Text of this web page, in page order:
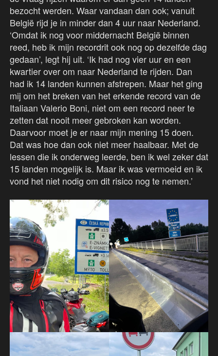
bezocht werden. Waar vandaan dan ook; vanuit
België rijd je in minder dan 4 uur naar Nederland.
‘Omdat ik nog voor middernacht België binnen
reed, heb ik mijn recordrit ook nog op dezelfde dag
gedaan’, legt hij uit. ‘Ik had nog vier uur en een
kwartier over om naar Nederland te rijden. Dan
had ik 14 landen kunnen afstrepen. Maar het ging
mij om het breken van het erkende record van de
Italiaan Valerio Boni, niet om een record neer te
zetten dat nooit meer gebroken kan worden.
Daarvoor moet je er naar mijn mening 15 doen.
Dat was hoe dan ook niet meer haalbaar. Met de
lessen die ik onderweg leerde, ben ik wel zeker dat
15 landen mogelijk is. Maar ik was vermoeid en ik
vond het niet nodig om dit risico nog te nemen.’